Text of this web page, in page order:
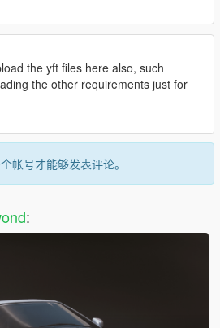
the yft files here also, such
the other requirements just for
帐号才能够发表评论。
: